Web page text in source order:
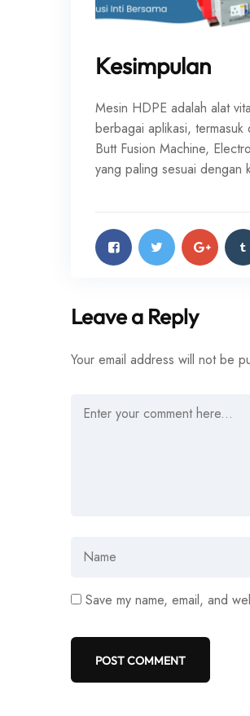
Kesimpulan
Mesin HDPE adalah alat
berbagai aplikasi,
Butt Fusion Machine,
yang paling sesuai dengan
Leave a Reply
Your email address will not be
Save my name, email, and